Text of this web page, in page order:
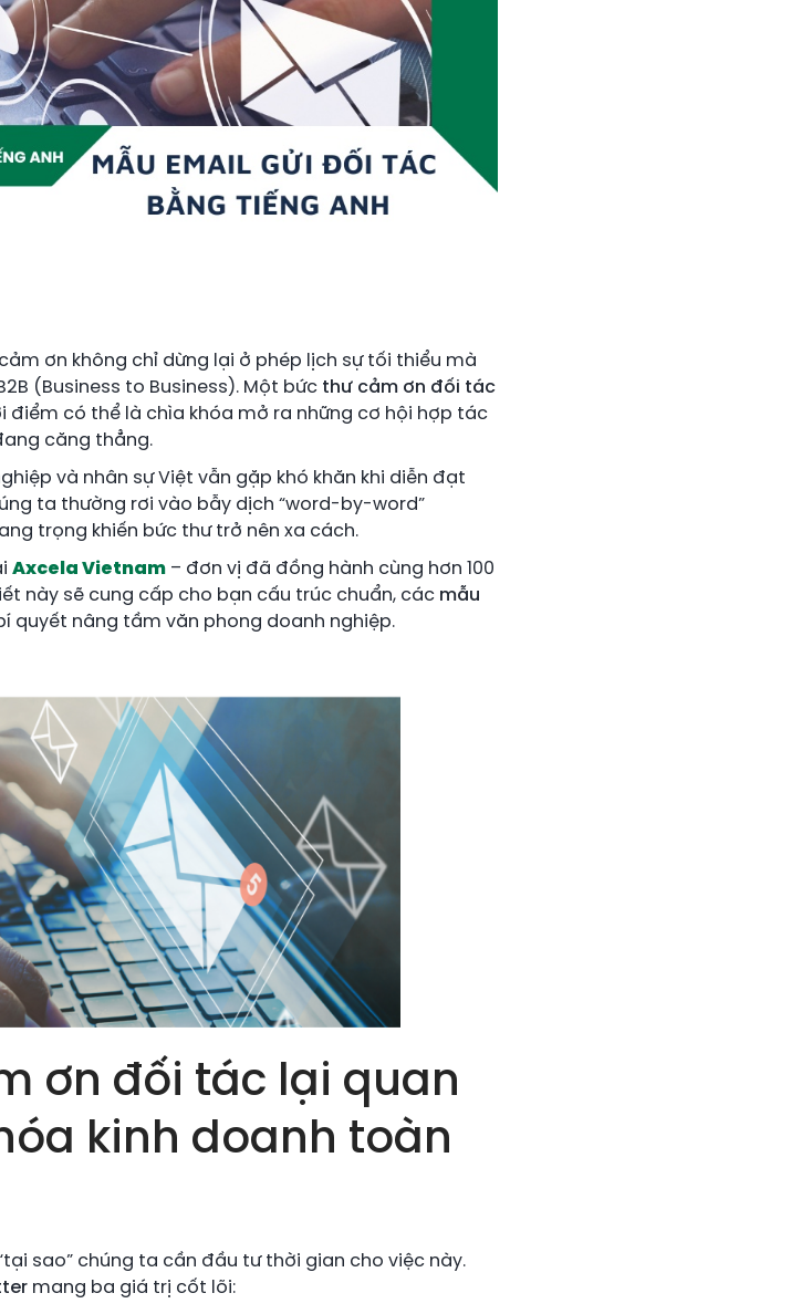
ơn không chỉ dừng lại ở phép lịch sự tối thiểu mà
(Business to Business). Một bức thư cảm ơn đối tác
điểm có thể là chìa khóa mở ra những cơ hội hợp tác
căng thẳng.
và nhân sự Việt vẫn gặp khó khăn khi diễn đạt
ta thường rơi vào bẫy dịch “word-by-word”
trọng khiến bức thư trở nên xa cách.
Axcela Vietnam – đơn vị đã đồng hành cùng hơn 100
này sẽ cung cấp cho bạn cấu trúc chuẩn, các mẫu
quyết nâng tầm văn phong doanh nghiệp.
ơn đối tác lại quan
kinh doanh toàn
sao” chúng ta cần đầu tư thời gian cho việc này.
mang ba giá trị cốt lõi: